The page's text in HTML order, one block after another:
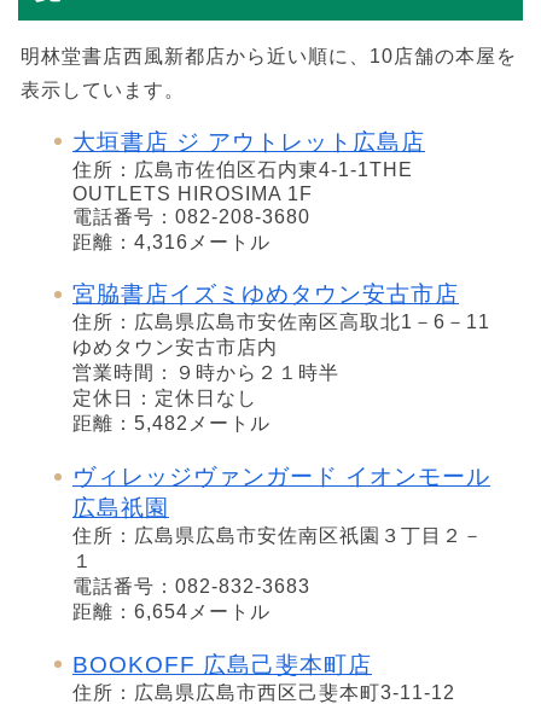
明林堂書店西風新都店から近い順に、10店舗の本屋を
表示しています。
大垣書店 ジ アウトレット広島店
住所：広島市佐伯区石内東4-1-1THE
OUTLETS HIROSIMA 1F
電話番号：082-208-3680
距離：4,316メートル
宮脇書店イズミゆめタウン安古市店
住所：広島県広島市安佐南区高取北1－6－11
ゆめタウン安古市店内
営業時間：９時から２１時半
定休日：定休日なし
距離：5,482メートル
ヴィレッジヴァンガード イオンモール
広島祇園
住所：広島県広島市安佐南区祇園３丁目２－
１
電話番号：082-832-3683
距離：6,654メートル
BOOKOFF 広島己斐本町店
住所：広島県広島市西区己斐本町3-11-12